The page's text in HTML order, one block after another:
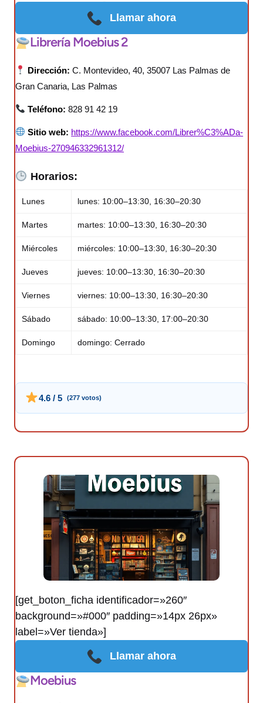
Llamar ahora
Librería Moebius 2
Dirección: C. Montevideo, 40, 35007 Las Palmas de
Gran Canaria, Las Palmas
Teléfono: 828 91 42 19
Sitio web: https://www.facebook.com/Librer%C3%ADa-
Moebius-270946332961312/
Horarios:
Lunes lunes: 10:00–13:30, 16:30–20:30
Martes martes: 10:00–13:30, 16:30–20:30
Miércoles miércoles: 10:00–13:30, 16:30–20:30
Jueves jueves: 10:00–13:30, 16:30–20:30
Viernes viernes: 10:00–13:30, 16:30–20:30
Sábado sábado: 10:00–13:30, 17:00–20:30
Domingo domingo: Cerrado
4.6 / 5 (277 votos)
[get_boton_ficha identificador=»260″
background=»#000″ padding=»14px 26px»
label=»Ver tienda»]
Llamar ahora
Moebius